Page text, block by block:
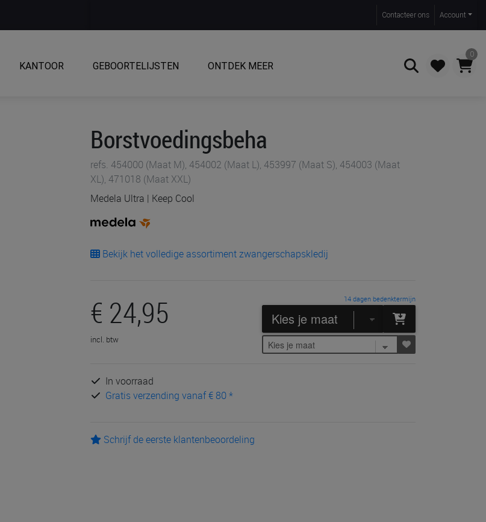
Contacteer ons Account
KANTOOR GEBOORTELIJSTEN ONTDEK MEER
0
Borstvoedingsbeha
refs. 454000 (Maat M), 454002 (Maat L), 453997 (Maat S), 454003 (Maat
XL), 471018 (Maat XXL)
Medela Ultra | Keep Cool
Bekijk het volledige assortiment zwangerschapskledij
€ 24,95
incl. btw
14 dagen bedenktermijn
In voorraad
Gratis verzending vanaf € 80 *
Schrijf de eerste klantenbeoordeling